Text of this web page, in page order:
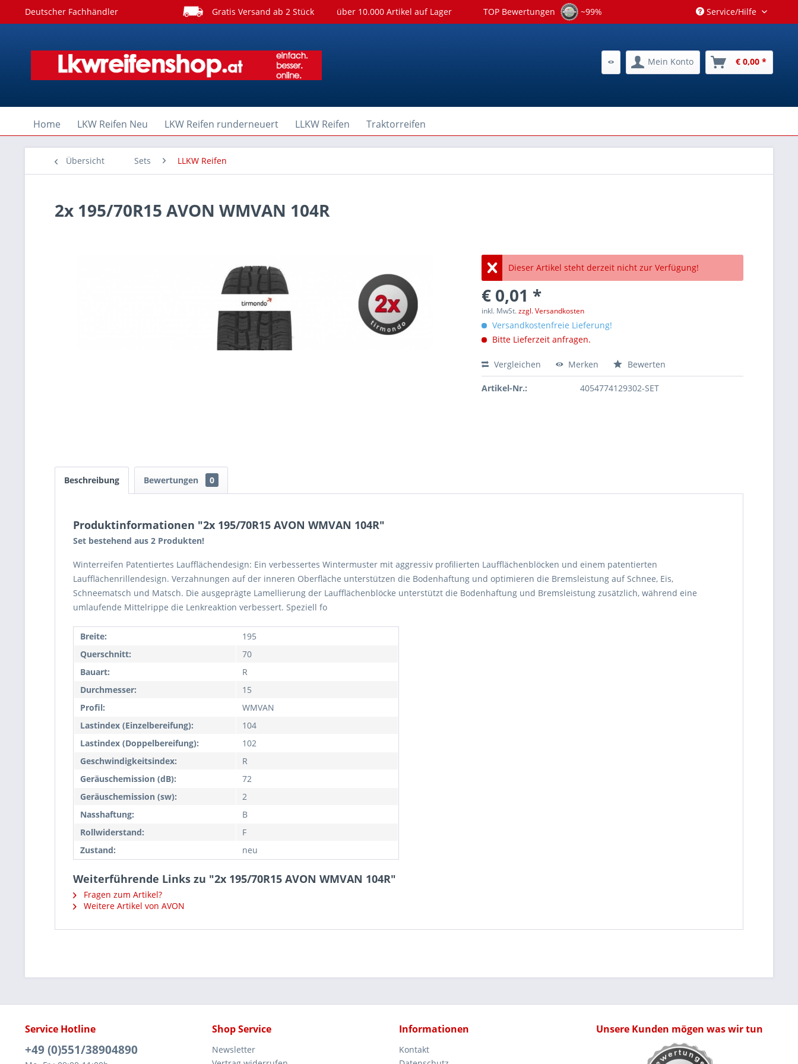
Deutscher Fachhändler Gratis Versand ab 2 Stück über 10.000 Artikel auf Lager TOP Bewertungen ~99% Service/Hilfe
Mein Konto € 0,00 *
Home LKW Reifen Neu LKW Reifen runderneuert LLKW Reifen Traktorreifen
Übersicht Sets LLKW Reifen
2x 195/70R15 AVON WMVAN 104R
Dieser Artikel steht derzeit nicht zur Verfügung!
€ 0,01 *
inkl. MwSt.zzgl. Versandkosten
Versandkostenfreie Lieferung!
Bitte Lieferzeit anfragen.
Vergleichen Merken Bewerten
Artikel-Nr.: 4054774129302-SET
Beschreibung Bewertungen 0
Produktinformationen "2x 195/70R15 AVON WMVAN 104R"
Set bestehend aus 2 Produkten!
Winterreifen Patentiertes Laufflächendesign: Ein verbessertes Wintermuster mit aggressiv profilierten Laufflächenblöcken und einem patentierten
Laufflächenrillendesign. Verzahnungen auf der inneren Oberfläche unterstützen die Bodenhaftung und optimieren die Bremsleistung auf Schnee, Eis,
Schneematsch und Matsch. Die ausgeprägte Lamellierung der Laufflächenblöcke unterstützt die Bodenhaftung und Bremsleistung zusätzlich, während eine
umlaufende Mittelrippe die Lenkreaktion verbessert. Speziell fo
Breite:
195
Querschnitt:
70
Bauart:
R
Durchmesser:
15
Profil:
WMVAN
Lastindex (Einzelbereifung):
104
Lastindex (Doppelbereifung):
102
Geschwindigkeitsindex:
R
Geräuschemission (dB):
72
Geräuschemission (sw):
2
Nasshaftung:
B
Rollwiderstand:
F
Zustand:
neu
Weiterführende Links zu "2x 195/70R15 AVON WMVAN 104R"
Fragen zum Artikel?
Weitere Artikel von AVON
Service Hotline
+49 (0)551/38904890
Shop Service
Newsletter
Informationen
Kontakt
Unsere Kunden mögen was wir tun